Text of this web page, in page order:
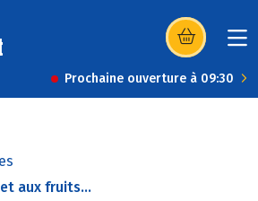
(s’ouvre dans
Prochaine ouverture à 09:30
aux fruits...